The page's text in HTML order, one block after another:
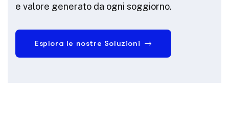
e valore generato da ogni soggiorno.
Esplora le nostre Soluzioni